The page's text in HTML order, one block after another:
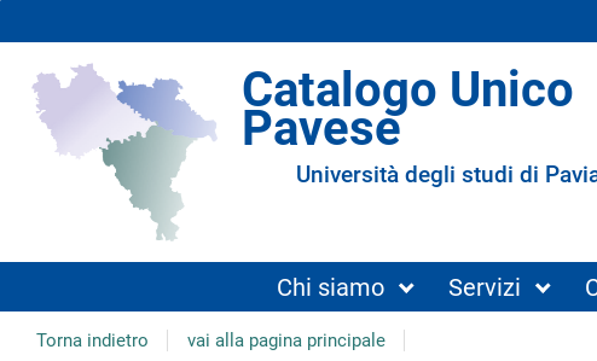
Catalogo Unico
Pavese
Università degli studi di
Chi siamo Servizi
Torna indietro vai alla pagina principale